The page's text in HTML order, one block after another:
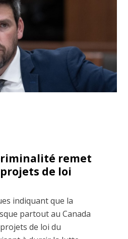
remet
de loi
indiquant que la
partout au Canada
de loi du